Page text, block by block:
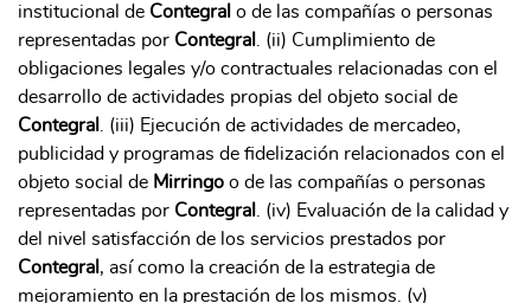
institucional de Contegral o de las compañías o personas
representadas por Contegral
. (ii) Cumplimiento de
obligaciones legales y/o contractuales relacionadas con el
desarrollo de actividades propias del objeto social de
Contegral
. (iii) Ejecución de actividades de mercadeo,
publicidad y programas de fidelización relacionados con el
objeto social de Mirringo o de las compañías o personas
representadas por Contegral
. (iv) Evaluación de la calidad y
del nivel satisfacción de los servicios prestados por
Contegral , así como la creación de la estrategia de
mejoramiento en la prestación de los mismos. (v)